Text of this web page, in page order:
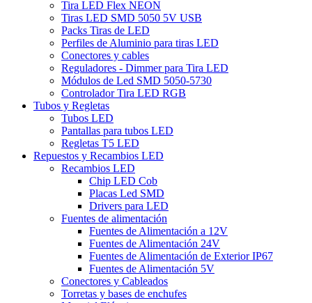
Tira LED Flex NEON
Tiras LED SMD 5050 5V USB
Packs Tiras de LED
Perfiles de Aluminio para tiras LED
Conectores y cables
Reguladores - Dimmer para Tira LED
Módulos de Led SMD 5050-5730
Controlador Tira LED RGB
Tubos y Regletas
Tubos LED
Pantallas para tubos LED
Regletas T5 LED
Repuestos y Recambios LED
Recambios LED
Chip LED Cob
Placas Led SMD
Drivers para LED
Fuentes de alimentación
Fuentes de Alimentación a 12V
Fuentes de Alimentación 24V
Fuentes de Alimentación de Exterior IP67
Fuentes de Alimentación 5V
Conectores y Cableados
Torretas y bases de enchufes